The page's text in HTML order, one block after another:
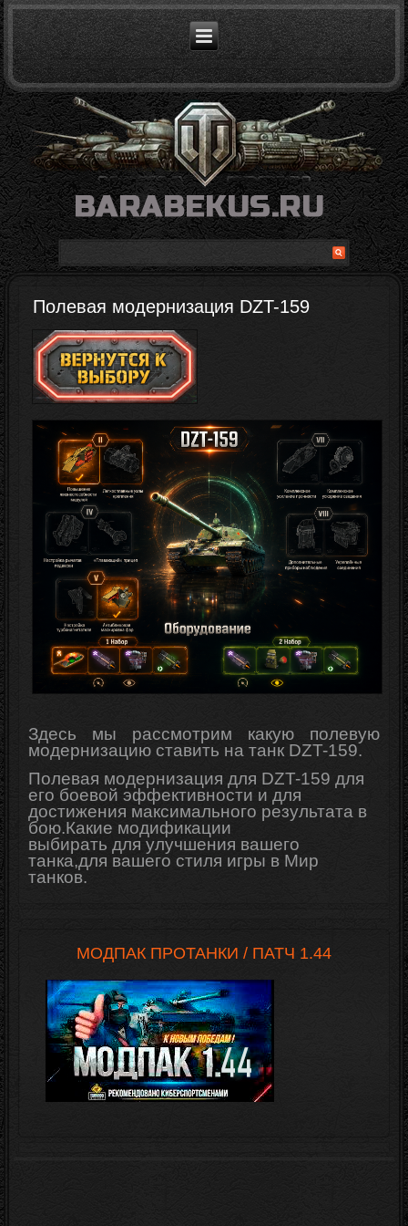
Полевая модернизация DZT-159
Здесь мы рассмотрим какую полевую
модернизацию ставить на танк DZT-159.
Полевая модернизация для DZT-159 для
его боевой эффективности и для
достижения максимального результата в
бою.Какие модификации
выбирать дляулучшения вашего
танка,для вашего стиля игры в Мир
танков.
МОДПАК ПРОТАНКИ / ПАТЧ 1.44